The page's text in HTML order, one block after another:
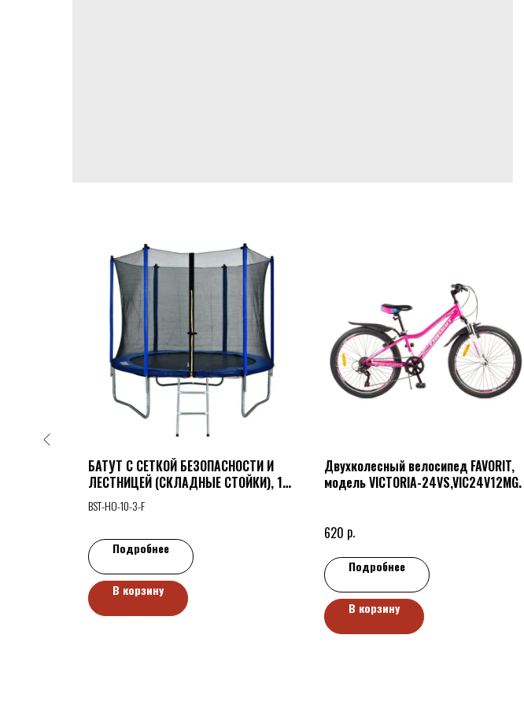
БАТУТ C СЕТКОЙ БЕЗОПАСНОСТИ И
ЛЕСТНИЦЕЙ (СКЛАДНЫЕ СТОЙКИ), 10
ФУТОВ (305 СМ), BST-HO-10-3-F
BST-HO-10-3-F
Подробнее
В корзину
Двухколесный велосипед FAVORIT,
модель VICTORIA-24VS,VIC24V12MG.
620 р.
Подробнее
В корзину